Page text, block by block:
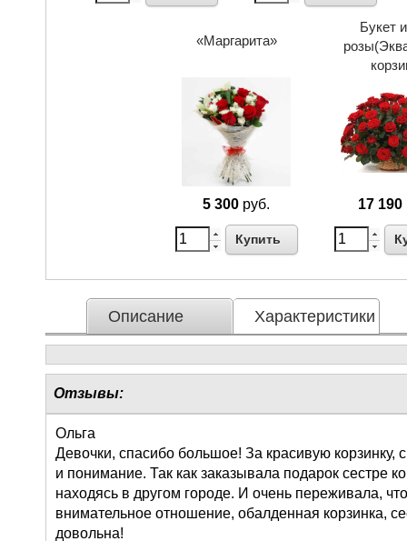
«Маргарита»
5 300 руб.
Купить
Букет
17 190
Описание Характеристики
Отзывы:
Ольга
Девочки, спасибо большое! За красивую корзинку,
и понимание. Так как заказывала подарок сестре
находясь в другом городе. И очень переживала,
внимательное отношение, обалденная корзинка,
довольна!